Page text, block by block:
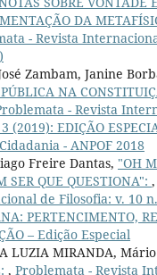
DA
- Revista
Zambam, Janine
NA
- Revista
(2019): EDIÇÃO
- ANPOF 2018
Freire Dantas, "OH
SER QUE QUESTIONA": ,
de Filosofia: v. 10
PERTENCIMENTO,
– Edição Especial
LUZIA MIRANDA,
, Problemata - Revista